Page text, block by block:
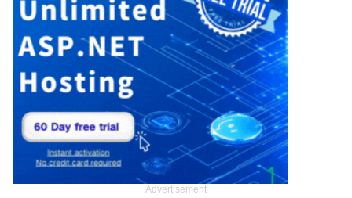
Advertisement